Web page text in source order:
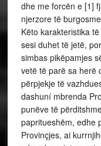
dhe me forcën e [1]
njerzore të
Këto karakteristika
sesi duhet të jetë,
simbas pikëpamjes
vetë të parë sa herë
përpjekje të
dashuní mbrenda
punëve të
papritueshëm, edhe
Provinçjes, ai